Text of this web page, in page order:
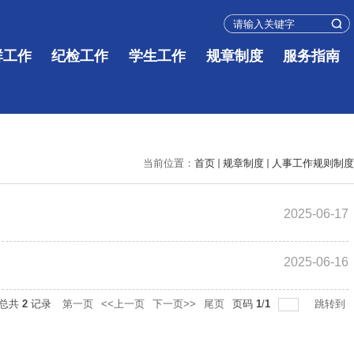
作 纪检工作 学生工作 规章制度 服务指南
当前位置： 首页 规章制度 人事工作规则制度
2025-06-17
2025-06-16
共 2 记录 第一页 <<上一页 下一页>> 尾页 页码 1/1 跳转到